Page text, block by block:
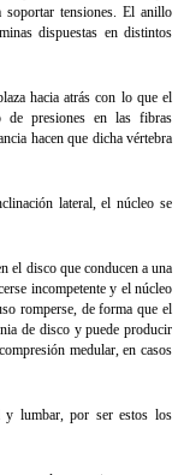
soportar tensiones. El anillo
dispuestas en distintos
hacia atrás con lo que el
de presiones en las fibras
hacen que dicha vértebra
lateral, el núcleo se
el disco que conducen a una
incompetente y el núcleo
romperse, de forma que el
de disco y puede producir
medular, en casos
y lumbar, por ser estos los